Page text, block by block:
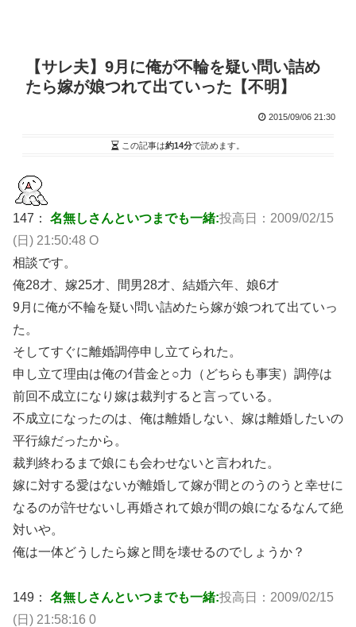
【サレ夫】9月に俺が不輪を疑い問い詰め
たら嫁が娘つれて出ていった【不明】
2015/09/06 21:30
この記事は約14分で読めます。
147： 名無しさんといつまでも一緒:投高日：2009/02/15
(日) 21:50:48 O
相談です。
俺28才、嫁25才、間男28才、結婚六年、娘6才
9月に俺が不輪を疑い問い詰めたら嫁が娘つれて出ていっ
た。
そしてすぐに離婚調停申し立てられた。
申し立て理由は俺のｲ昔金と○力（どちらも事実）調停は
前回不成立になり嫁は裁判すると言っている。
不成立になったのは、俺は離婚しない、嫁は離婚したいの
平行線だったから。
裁判終わるまで娘にも会わせないと言われた。
嫁に対する愛はないが離婚して嫁が間とのうのうと幸せに
なるのが許せないし再婚されて娘が間の娘になるなんて絶
対いや。
俺は一体どうしたら嫁と間を壊せるのでしょうか？
149： 名無しさんといつまでも一緒:投高日：2009/02/15
(日) 21:58:16 0